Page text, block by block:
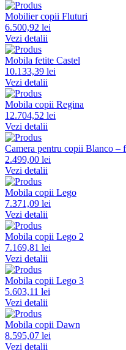
Mobilier copii Fluturi
6.500,92 lei
Vezi detalii
Mobila fetite Castel
10.133,39 lei
Vezi detalii
Mobila copii Regina
12.704,52 lei
Vezi detalii
Camera pentru copii Blanco –
2.499,00 lei
Vezi detalii
Mobila copii Lego
7.371,09 lei
Vezi detalii
Mobila copii Lego 2
7.169,81 lei
Vezi detalii
Mobila copii Lego 3
5.603,11 lei
Vezi detalii
Mobila copii Dawn
8.595,07 lei
Vezi detalii